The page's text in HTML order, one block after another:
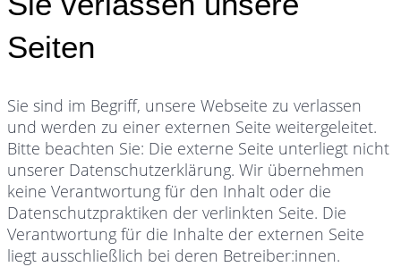
Seiten
Sie sind im Begriff, unsere Webseite zu verlassen
und werden zu einer externen Seite weitergeleitet.
Bitte beachten Sie: Die externe Seite unterliegt nicht
unserer Datenschutzerklärung. Wir übernehmen
keine Verantwortung für den Inhalt oder die
Datenschutzpraktiken der verlinkten Seite. Die
Verantwortung für die Inhalte der externen Seite
liegt ausschließlich bei deren Betreiber:innen.